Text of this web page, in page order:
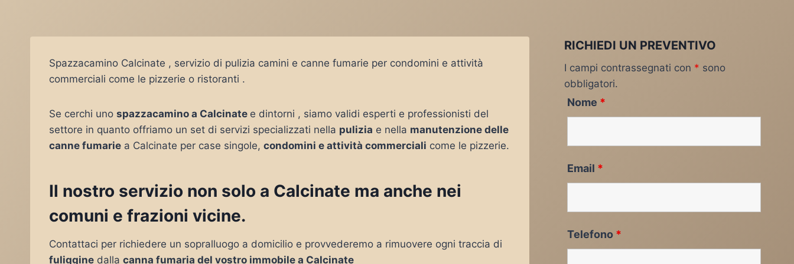
Spazzacamino Calcinate , servizio di pulizia camini e canne fumarie per condomini e attività
commerciali come le pizzerie o ristoranti .
Se cerchi uno spazzacamino a Calcinate e dintorni , siamo validi esperti e professionisti del
settore in quanto offriamo un set di servizi specializzati nella pulizia e nella manutenzione delle
canne fumarie a Calcinate per case singole, condomini e attività commerciali come le pizzerie.
Il nostro servizio non solo a Calcinate ma anche nei
comuni e frazioni vicine.
Contattaci per richiedere un sopralluogo a domicilio e provvederemo a rimuovere ogni traccia di
fuliggine dalla canna fumaria del vostro immobile a Calcinate
RICHIEDI UN PREVENTIVO
I campi contrassegnati con * sono
obbligatori.
Nome *
Email *
Telefono *